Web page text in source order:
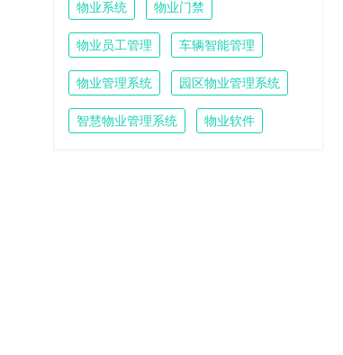
物业系统 物业门禁
物业员工管理 车辆智能管理
物业管理系统 园区物业管理系统
智慧物业管理系统 物业软件